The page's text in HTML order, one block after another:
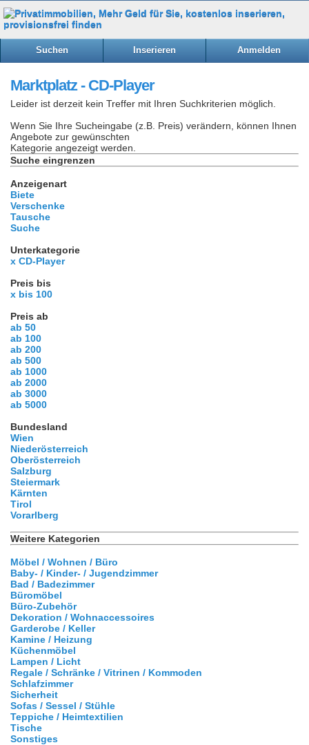
Suchen Inserieren Anmelden
Marktplatz - CD-Player
Leider ist derzeit kein Treffer mit Ihren Suchkriterien möglich.
Wenn Sie Ihre Sucheingabe (z.B. Preis) verändern, können Ihnen
Angebote zur gewünschten
Kategorie angezeigt werden.
Suche eingrenzen
Anzeigenart
Biete
Verschenke
Tausche
Suche
Unterkategorie
x CD-Player
Preis bis
x bis 100
Preis ab
ab 50
ab 100
ab 200
ab 500
ab 1000
ab 2000
ab 3000
ab 5000
Bundesland
Wien
Niederösterreich
Oberösterreich
Salzburg
Steiermark
Kärnten
Tirol
Vorarlberg
Weitere Kategorien
Möbel / Wohnen / Büro
Baby- / Kinder- / Jugendzimmer
Bad / Badezimmer
Büromöbel
Büro-Zubehör
Dekoration / Wohnaccessoires
Garderobe / Keller
Kamine / Heizung
Küchenmöbel
Lampen / Licht
Regale / Schränke / Vitrinen / Kommoden
Schlafzimmer
Sicherheit
Sofas / Sessel / Stühle
Teppiche / Heimtextilien
Tische
Sonstiges